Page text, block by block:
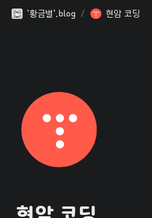
`황금별`.blog / 현암 코딩